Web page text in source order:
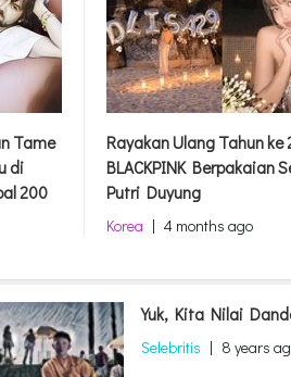
Tame
di
200
Rayakan Ulang Tahun
BLACKPINK Berpakaian
Putri Duyung
Korea | 4 months ago
Yuk, Kita Nilai
Selebritis | 8 years